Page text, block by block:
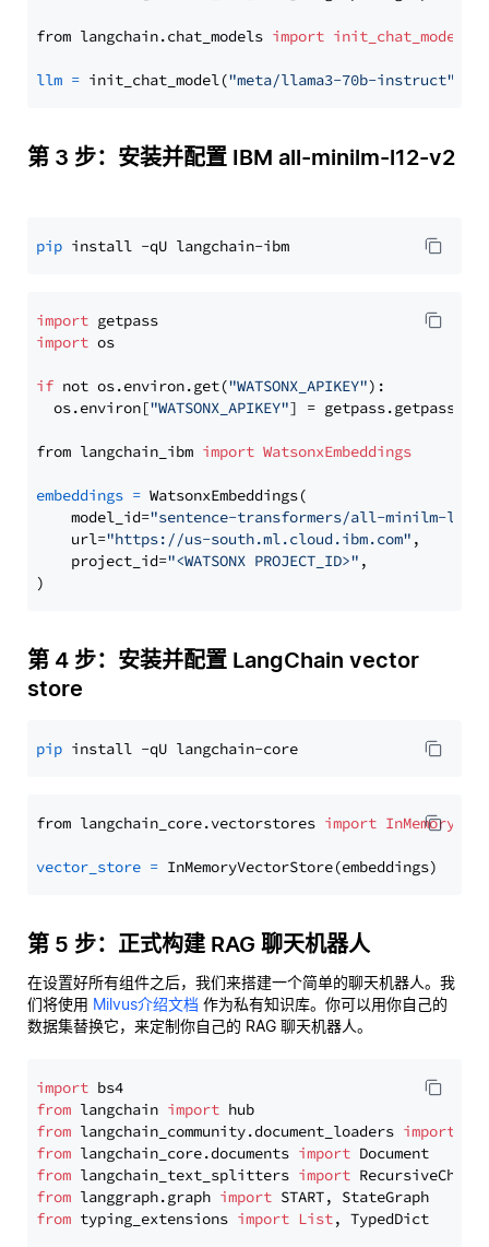
from langchain.chat_models import init_chat_model
llm = init_chat_model("meta/llama3-70b-instruct"
第 3 步：安装并配置 IBM all-minilm-l12-v2
pip
import
import os
if not os.environ.get("WATSONX_APIKEY"):
  os.environ[
"WATSONX_APIKEY"] = getpass.getpass(
from langchain_ibm import WatsonxEmbeddings
embeddings = WatsonxEmbeddings(
    model_id=
"sentence-transformers/all-minilm-l12-
    url=
"https://us-south.ml.cloud.ibm.com" ,
    project_id=
"<WATSONX PROJECT_ID>" ,
第 4 步：安装并配置 LangChain vector
store
pip
from langchain_core.vectorstores import
vector_store =
第 5 步：正式构建 RAG 聊天机器人
在设置好所有组件之后，我们来搭建一个简单的聊天机器人。我
们将使用 Milvus介绍文档 作为私有知识库。你可以用你自己的
数据集替换它，来定制你自己的 RAG 聊天机器人。
import
from langchain import
from langchain_community.document_loaders import
from langchain_core.documents import
from langchain_text_splitters import
from langgraph.graph import
from typing_extensions import List, TypedDict